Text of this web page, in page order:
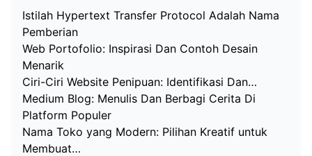
Istilah Hypertext Transfer Protocol Adalah Nama
Pemberian
Web Portofolio: Inspirasi Dan Contoh Desain
Menarik
Ciri-Ciri Website Penipuan: Identifikasi Dan…
Medium Blog: Menulis Dan Berbagi Cerita Di
Platform Populer
Nama Toko yang Modern: Pilihan Kreatif untuk
Membuat…